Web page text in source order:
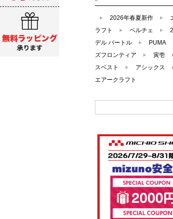
2026年春夏新作
ラフト
ペルチェ
デル バートル
PUMA
ズフロンティア
寅壱
スベスト
アシックス
エアークラフト